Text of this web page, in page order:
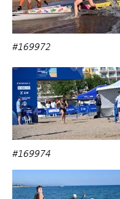
#169972
#169974